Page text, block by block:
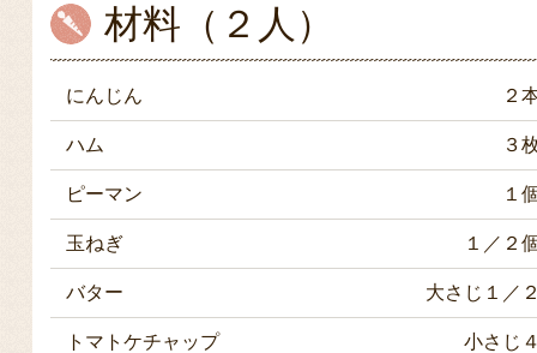
材料（２人）
にんじん ２
ハム ３
ピーマン １
玉ねぎ １／２
バター 大さじ１／
トマトケチャップ 小さじ